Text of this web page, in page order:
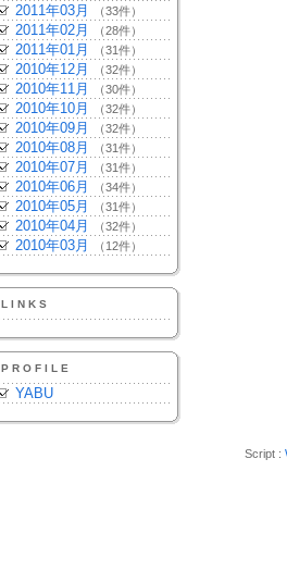
2011年03月 （33件）
2011年02月 （28件）
2011年01月 （31件）
2010年12月 （32件）
2010年11月 （30件）
2010年10月 （32件）
2010年09月 （32件）
2010年08月 （31件）
2010年07月 （31件）
2010年06月 （34件）
2010年05月 （31件）
2010年04月 （32件）
2010年03月 （12件）
LINKS
PROFILE
YABU
Script :